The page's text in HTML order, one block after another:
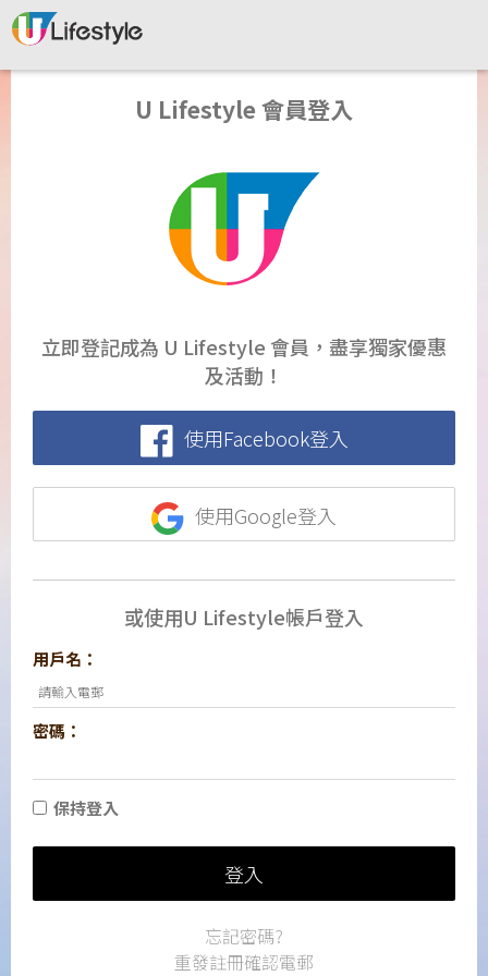
U Lifestyle 會員登入
立即登記成為 U Lifestyle 會員，盡享獨家優惠
及活動！
使用Facebook登入
使用Google登入
或使用U Lifestyle帳戶登入
用戶名：
密碼：
保持登入
登入
忘記密碼?
重發註冊確認電郵